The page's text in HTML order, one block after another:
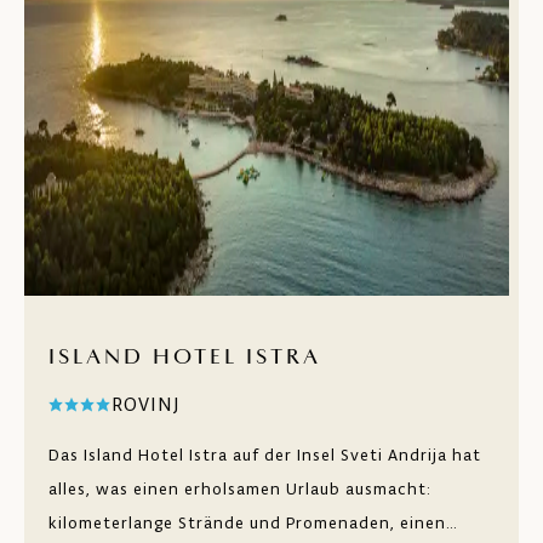
ISLAND HOTEL ISTRA
ROVINJ
Das Island Hotel Istra auf der Insel Sveti Andrija hat
alles, was einen erholsamen Urlaub ausmacht:
kilometerlange Strände und Promenaden, einen